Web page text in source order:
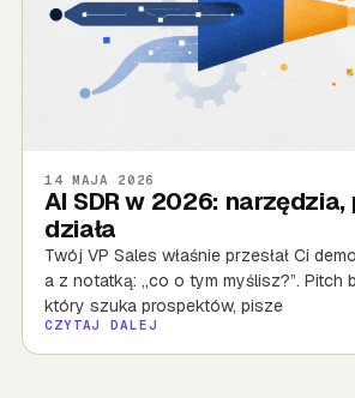
AI SDR w 2026: narzędzia,
działa
14 MAJA 2026
Twój VP Sales właśnie przesłał Ci
a z notatką: „co o tym myślisz?”. Pitch
który szuka prospektów, pisze
CZYTAJ DALEJ